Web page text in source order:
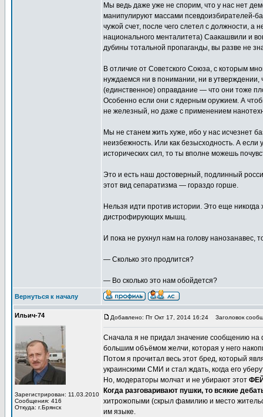
Мы ведь даже уже не спорим, что у нас нет
манипулируют массами псевдоизбирателей-
чужой счет, после чего слетел с должности,
национального менталитета) Саакашвили и
дубины тотальной пропаганды, вы разве не
В отличие от Советского Союза, с которым
нуждаемся ни в понимании, ни в
(единственное) оправдание — что они тоже
Особенно если они с ядерным оружием. А
не железный, но даже с применением
Мы не станем жить хуже, ибо у нас исчезнет
неизбежность. Или как безысходность. А если
исторических сил, то ты вполне можешь
Это и есть наш достоверный, подлинный
этот вид сепаратизма — гораздо горше.
Нельзя идти против истории. Это еще
дистрофирующих мышц.
И пока не рухнул нам на голову нанозанавес,
— Сколько это продлится?
— Во сколько это нам обойдется?
Вернуться к началу
Ильич-74
Зарегистрирован: 11.03.2010
Сообщения: 416
Откуда: г.Брянск
Добавлено: Пт Окт 17, 2014 16:24 Заголовок
Сначала я не придал значение сообщению на
большим объёмом желчи, которая у него
Потом я прочитал весь этот бред, который
украинскими СМИ и стал ждать, когда его
Но, модераторы молчат и не убирают этот
Когда разговаривают пушки, то всякие
хитрожопыми (скрыл фамилию и место
им языке.